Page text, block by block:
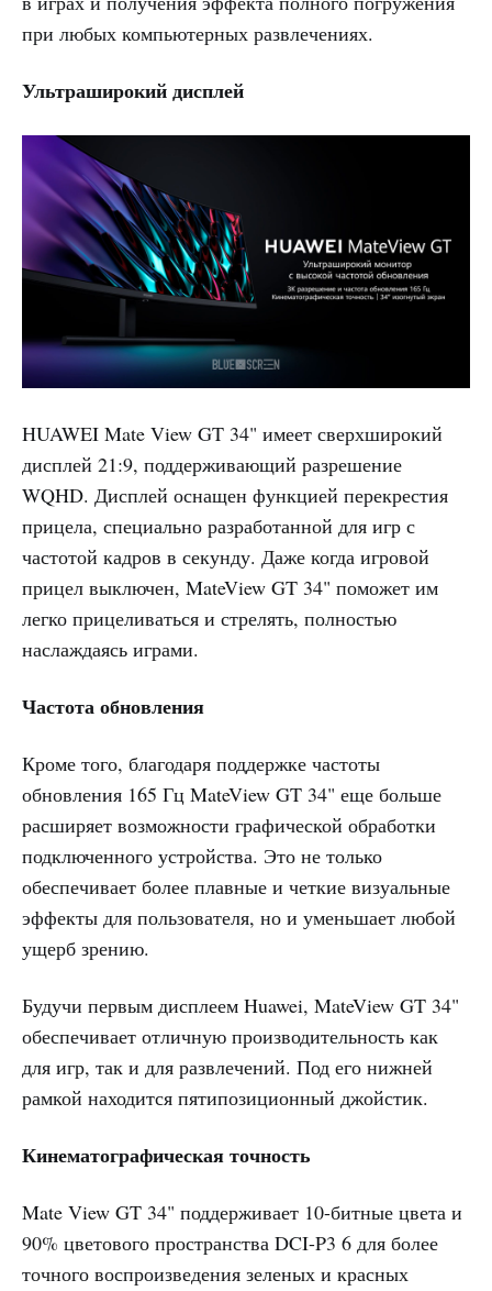
при любых компьютерных развлечениях.
Ультраширокий дисплей
HUAWEI Mate View GT 34" имеет сверхширокий
дисплей 21:9, поддерживающий разрешение
WQHD. Дисплей оснащен функцией перекрестия
прицела, специально разработанной для игр с
частотой кадров в секунду. Даже когда игровой
прицел выключен, MateView GT 34" поможет им
легко прицеливаться и стрелять, полностью
наслаждаясь играми.
Частота обновления
Кроме того, благодаря поддержке частоты
обновления 165 Гц MateView GT 34" еще больше
расширяет возможности графической обработки
подключенного устройства. Это не только
обеспечивает более плавные и четкие визуальные
эффекты для пользователя, но и уменьшает любой
ущерб зрению.
Будучи первым дисплеем Huawei, MateView GT 34"
обеспечивает отличную производительность как
для игр, так и для развлечений. Под его нижней
рамкой находится пятипозиционный джойстик.
Кинематографическая точность
Mate View GT 34" поддерживает 10-битные цвета и
90% цветового пространства DCI-P3 6 для более
точного воспроизведения зеленых и красных